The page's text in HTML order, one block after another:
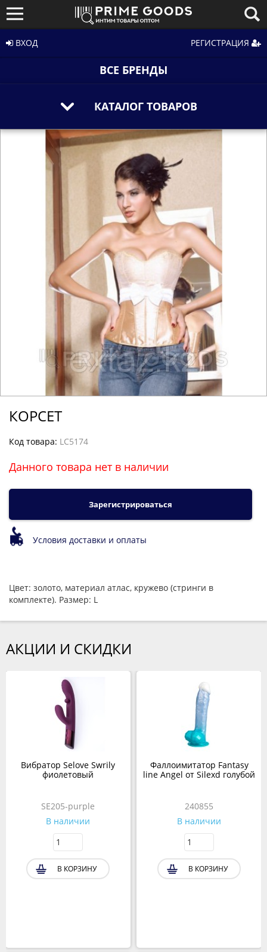
ВХОД РЕГИСТРАЦИЯ
ВСЕ БРЕНДЫ
КАТАЛОГ ТОВАРОВ
КОРСЕТ
Код товара: LC5174
Данного товара нет в наличии
Зарегистрироваться
Условия доставки и оплаты
Цвет: золото, материал атлас, кружево (стринги в
комплекте). Размер: L
АКЦИИ И СКИДКИ
Вибратор Selove Swrily
фиолетовый
SE205-purple
В наличии
В КОРЗИНУ
Фаллоимитатор Fantasy
line Angel от Silexd голубой
240855
В наличии
В КОРЗИНУ